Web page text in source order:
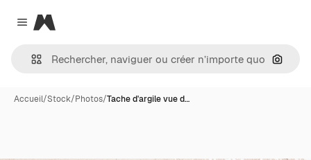
Close menu
Magnific
Accueil/Stock/Photos/Tache d'argile vue d…